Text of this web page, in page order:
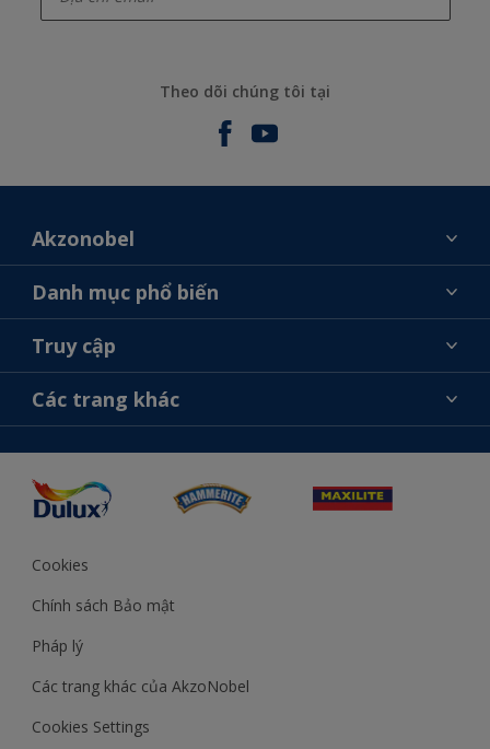
Theo dõi chúng tôi tại
Akzonobel
Giới thiệu về AkzoNobel
Liên hệ chúng tôi
Tìm một cửa hàng
Danh mục phổ biến
Tìm màu sắc
Chọn sản phẩm
Ý tưởng
Truy cập
Khả năng truy cập
Tính Chính Xác về Màu Sắc
Các trang khác
Cookies
Chính sách Bảo mật
Pháp lý
Các trang khác của AkzoNobel
Cookies Settings